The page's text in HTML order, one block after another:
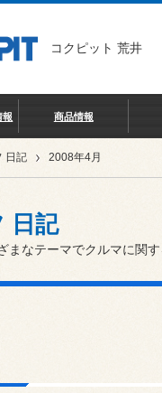
コクピット 荒井
報 商品情報
日記 2008年4月
日記
まなテーマでクルマに関す